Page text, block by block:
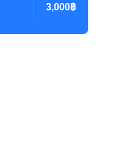
3,000฿